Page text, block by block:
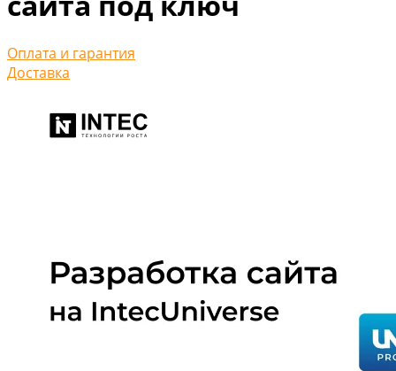
Оплата и гарантия
Доставка